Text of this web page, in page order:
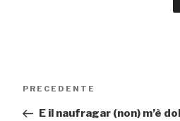
Articolo
PRECEDENTE
E il naufragar (non) m’è